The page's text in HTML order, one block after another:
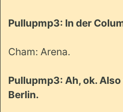
Pullupmp3: In der
Cham: Arena.
Pullupmp3: Ah, ok.
Berlin.